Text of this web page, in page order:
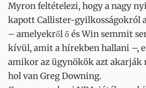
Myron feltételezi, hogy a nagy
kapott Callister-gyilkosságokról
– amelyekről ő és Win semmit
kívül, amit a hírekben hallani –,
amikor az ügynökök azt akarják
hol van Greg Downing.